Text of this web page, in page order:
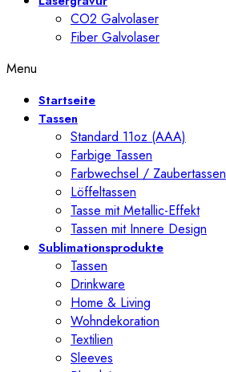
CO2 Galvolaser
Fiber Galvolaser
Menu
Startseite
Tassen
Standard 11oz (AAA)
Farbige Tassen
Farbwechsel / Zaubertassen
Löffeltassen
Tasse mit Metallic-Effekt
Tassen mit Innere Design
Sublimationsprodukte
Tassen
Drinkware
Home & Living
Wohndekoration
Textilien
Sleeves